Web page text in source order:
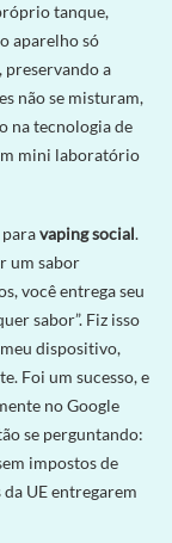
tanque,
aparelho só
preservando a
não se misturam,
na tecnologia de
mini laboratório
vaping social.
um sabor
você entrega seu
sabor”. Fiz isso
dispositivo,
Foi um sucesso, e
no Google
se perguntando:
impostos de
UE entregarem